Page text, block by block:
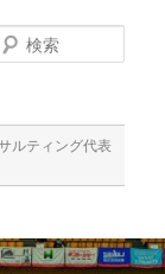
ルティング代表
索